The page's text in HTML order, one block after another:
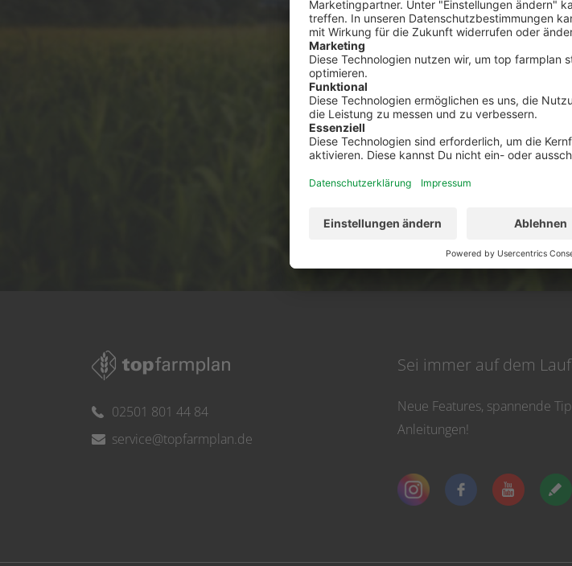
Kontakt zum
Du hast Fragen zu top farmplan
Dann ruf uns an. Wir
02501 801 44 84
Servicezeiten: Montag bis Donnerstag von 8:30
02501 801 44 84
service@topfarmplan.de
Sei immer auf dem
Neue Features, spannende
Anleitungen!